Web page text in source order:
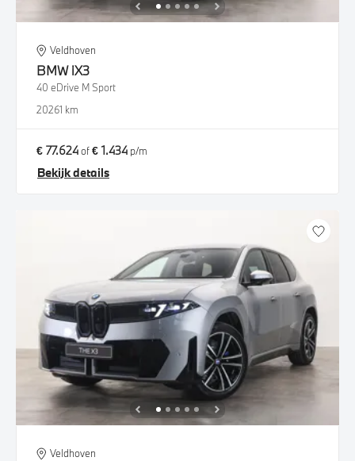
Veldhoven
BMW iX3
40 eDrive M Sport
20261 km
€ 77.624of€ 1.434 p/m
Bekijk details
Veldhoven